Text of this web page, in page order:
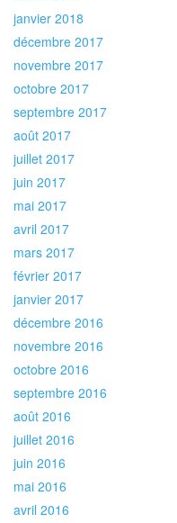
janvier 2018
décembre 2017
novembre 2017
octobre 2017
septembre 2017
août 2017
juillet 2017
juin 2017
mai 2017
avril 2017
mars 2017
février 2017
janvier 2017
décembre 2016
novembre 2016
octobre 2016
septembre 2016
août 2016
juillet 2016
juin 2016
mai 2016
avril 2016